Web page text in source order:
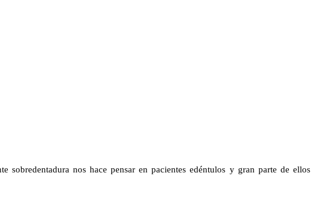
sobredentadura nos hace pensar en pacientes edéntulos y gran parte de ellos